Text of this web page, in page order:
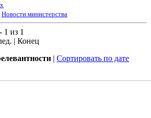
Новости министерства
1 из 1
| Конец
| Сортировать по дате